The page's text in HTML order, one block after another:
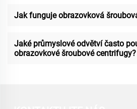
Jak funguje obrazovková
Jaké průmyslové odvětví často
obrazovkové šroubové centrifugy?